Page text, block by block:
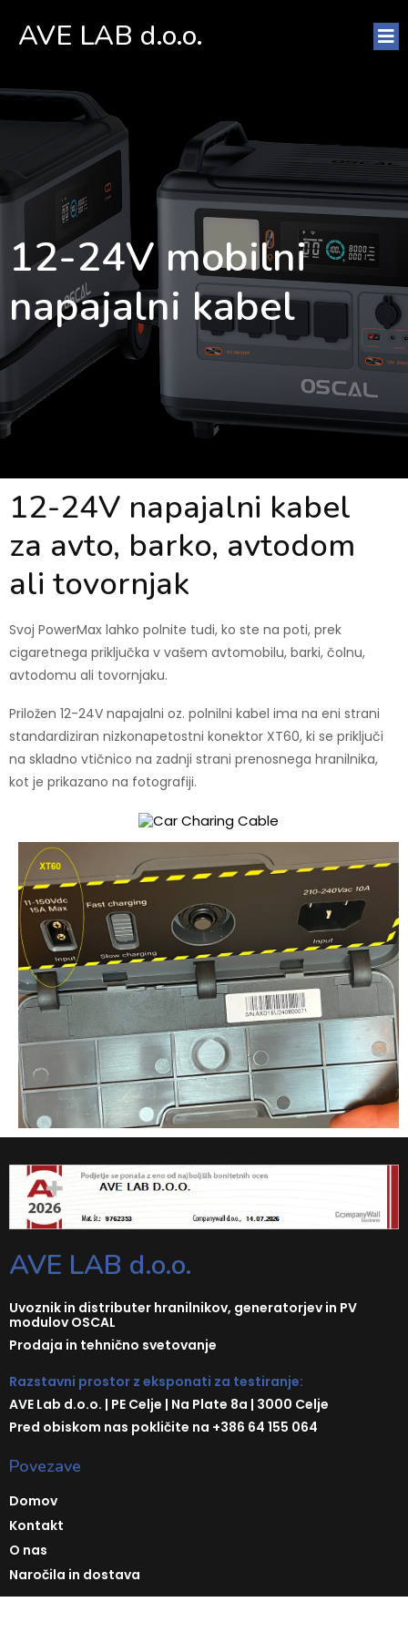
AVE LAB d.o.o.
12-24V mobilni
napajalni kabel
12-24V napajalni kabel
za avto, barko, avtodom
ali tovornjak
Svoj PowerMax lahko polnite tudi, ko ste na poti, prek
cigaretnega priključka v vašem avtomobilu, barki, čolnu,
avtodomu ali tovornjaku.
Priložen 12-24V napajalni oz. polnilni kabel ima na eni strani
standardiziran nizkonapetostni konektor XT60, ki se priključi
na skladno vtičnico na zadnji strani prenosnega hranilnika,
kot je prikazano na fotografiji.
AVE LAB d.o.o.
Uvoznik in distributer hranilnikov, generatorjev in PV
modulov OSCAL
Prodaja in tehnično svetovanje
Razstavni prostor z eksponati za testiranje:
AVE Lab d.o.o. | PE Celje | Na Plate 8a | 3000 Celje
Pred obiskom nas pokličite na +386 64 155 064
Povezave
Domov
Kontakt
O nas
Naročila in dostava